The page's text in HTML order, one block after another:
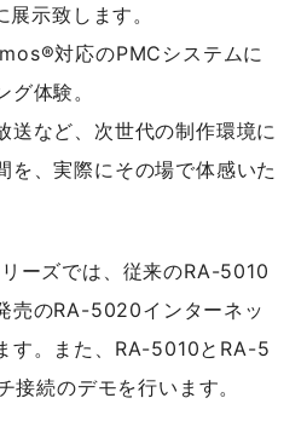
示致します。
対応のPMCシステムに
体験。
送など、次世代の制作環境に
を、実際にその場で体感いた
ーズでは、従来のRA-5010
売のRA-5020インターネッ
す。また、RA-5010とRA-5
続のデモを行います。